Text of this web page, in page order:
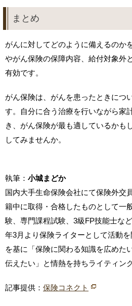
まとめ
がんに対してどのように備えるのか
やがん保険の保障内容、給付対象外
有効です。
がん保険は、がんを患ったときにつ
す。自分に合う治療を行いながら家
き、がん保険が最も適しているかも
してみませんか。
執筆： 小城まどか
国内大手生命保険会社にて保険外交
籍中に取得・合格したものとして一
験、専門課程試験、3級FP技能士な
年3月より保険ライターとして活動
を基に「保険に関わる知識を広めた
伝えたい」と情熱を持ちライティン
記事提供： 保険コネクト